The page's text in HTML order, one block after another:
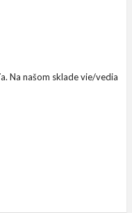
Na našom sklade vie/vedia